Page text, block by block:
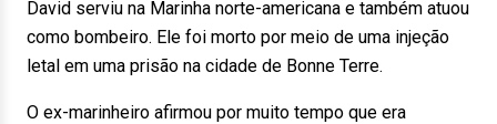
David serviu na Marinha norte-americana e também atuou
como bombeiro. Ele foi morto por meio de uma injeção
letal em uma prisão na cidade de Bonne Terre.
O ex-marinheiro afirmou por muito tempo que era